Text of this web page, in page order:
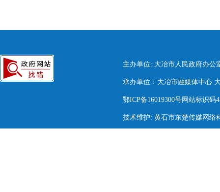
主办单位: 大冶市人民政府办公
承办单位：大冶市融媒体中心
鄂ICP备16019300号网站标识码
技术维护: 黄石市东楚传媒网络